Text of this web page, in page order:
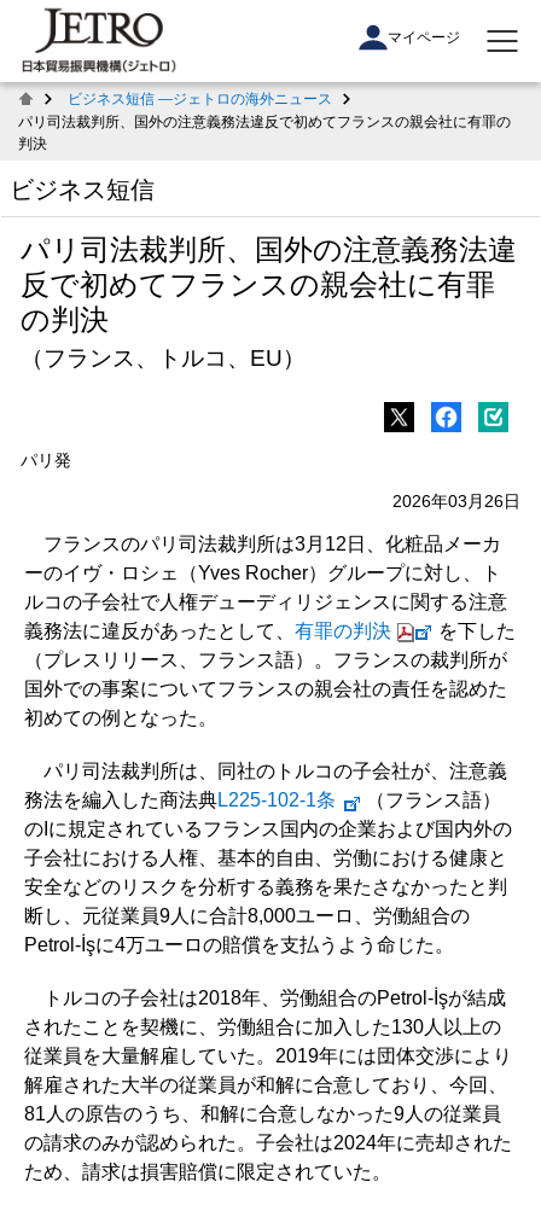
マイページ
ビジネス短信 ―ジェトロの海外ニュース
パリ司法裁判所、国外の注意義務法違反で初めてフランスの親会社に有罪の
判決
ビジネス短信
パリ司法裁判所、国外の注意義務法違
反で初めてフランスの親会社に有罪
の判決
（フランス、トルコ、EU）
パリ発
2026年03月26日
フランスのパリ司法裁判所は3月12日、化粧品メーカ
ーのイヴ・ロシェ（Yves Rocher）グループに対し、ト
ルコの子会社で人権デューディリジェンスに関する注意
義務法に違反があったとして、 有罪の判決
を下した
（プレスリリース、フランス語）。フランスの裁判所が
国外での事案についてフランスの親会社の責任を認めた
初めての例となった。
パリ司法裁判所は、同社のトルコの子会社が、注意義
務法を編入した商法典L225-102-1条
（フランス語）
のIに規定されているフランス国内の企業および国内外の
子会社における人権、基本的自由、労働における健康と
安全などのリスクを分析する義務を果たさなかったと判
断し、元従業員9人に合計8,000ユーロ、労働組合の
Petrol-İşに4万ユーロの賠償を支払うよう命じた。
トルコの子会社は2018年、労働組合のPetrol-İşが結成
されたことを契機に、労働組合に加入した130人以上の
従業員を大量解雇していた。2019年には団体交渉により
解雇された大半の従業員が和解に合意しており、今回、
81人の原告のうち、和解に合意しなかった9人の従業員
の請求のみが認められた。子会社は2024年に売却された
ため、請求は損害賠償に限定されていた。